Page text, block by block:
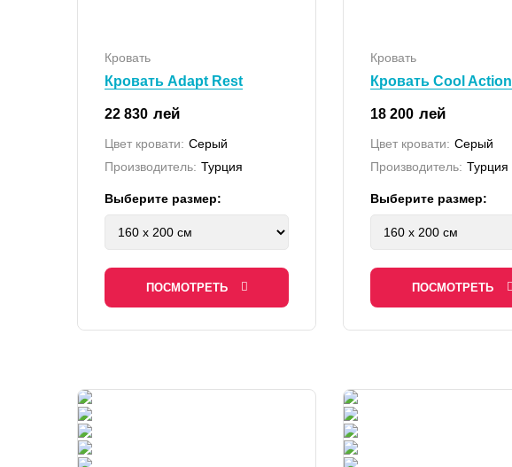
Кровать
Кровать Adapt Rest
22 830 лей
Цвет кровати: Серый
Производитель: Турция
Выберите размер:
ПОСМОТРЕТЬ
Кровать
Кровать Cool Action
18 200 лей
Цвет кровати: Серый
Производитель: Турция
Выберите размер:
ПОСМОТРЕТЬ